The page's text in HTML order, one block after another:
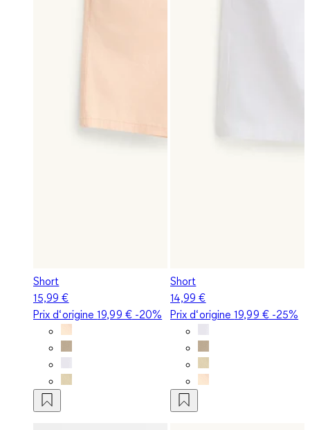
Short
15,99 €
Prix d‘origine19,99 €-20%
Short
14,99 €
Prix d‘origine19,99 €-25%